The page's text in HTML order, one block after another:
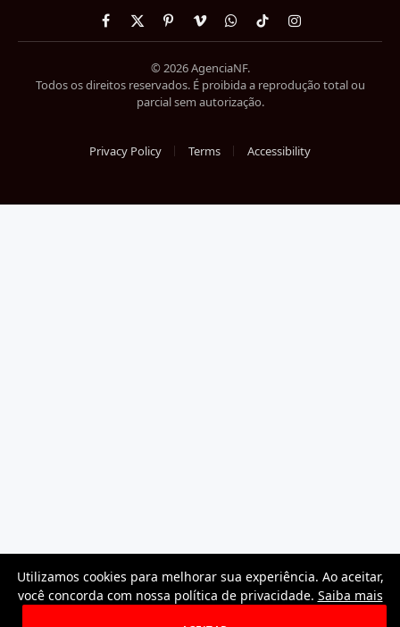
Facebook
X
(Twitter)
PinterestVimeoWhatsApp
TikTokInstagram
© 2026 AgenciaNF.
Todos os direitos reservados. É proibida a reprodução total ou
parcial sem autorização.
Privacy Policy Terms Accessibility
Utilizamos cookies para melhorar sua experiência. Ao aceitar,
você concorda com nossa política de privacidade. Saiba mais